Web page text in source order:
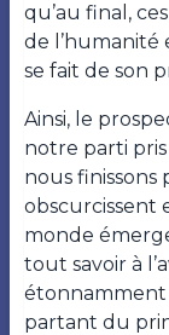
qu’au final,
de l’humanité
se fait de son
Ainsi, le
notre parti
nous finissons
obscurcissent
monde
tout savoir à
étonnamment
partant du